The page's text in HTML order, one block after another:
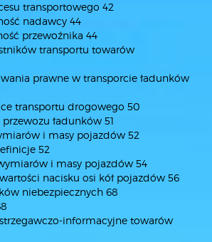
transportowego 42
nadawcy 44
przewoźnika 44
transportu towarów
prawne w transporcie ładunków
transportu drogowego 50
ładunków 51
i masy pojazdów 52
52
i masy pojazdów 54
nacisku osi kół pojazdów 56
niebezpiecznych 68
informacyjne towarów